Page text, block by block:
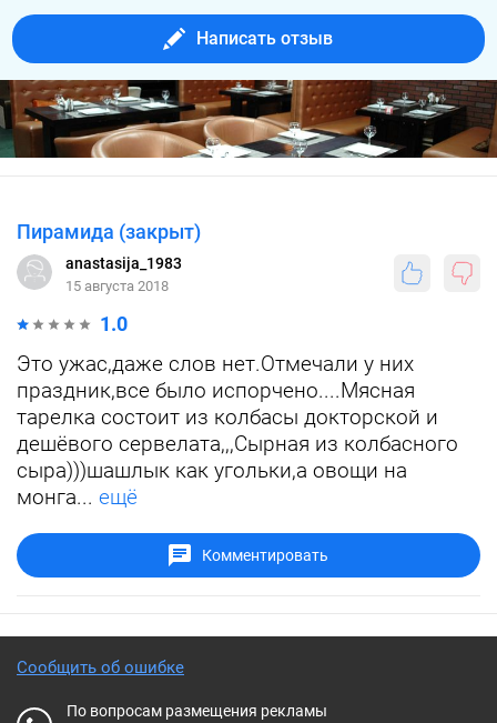
Написать отзыв
Пирамида (закрыт)
anastasija_1983
15 августа 2018
1.0
Это ужас,даже слов нет.Отмечали у них
праздник,все было испорчено....Мясная
тарелка состоит из колбасы докторской и
дешёвого сервелата,,,Сырная из колбасного
сыра)))шашлык как угольки,а овощи на
монга... ещё
Комментировать
Сообщить об ошибке
По вопросам размещения рекламы